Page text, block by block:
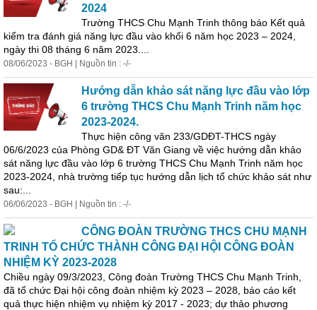
2024
Trường THCS Chu Mạnh Trinh thông báo Kết quả
kiểm tra đánh giá năng lực đầu vào khối 6 năm học 2023 – 2024,
ngày thi 08 tháng 6 năm 2023....
08/06/2023 - BGH | Nguồn tin : -/-
Hướng dẫn khảo sát năng lực đầu vào lớp
6 trường THCS Chu Mạnh Trinh năm học
2023-2024.
Thực hiện công văn 233/GDĐT-THCS ngày
06/6/2023 của Phòng GD& ĐT Văn Giang về việc hướng dẫn khảo
sát năng lực đầu vào lớp 6 trường THCS Chu Mạnh Trinh năm học
2023-2024, nhà trường tiếp tục hướng dẫn lịch tổ chức khảo sát như
sau:...
06/06/2023 - BGH | Nguồn tin : -/-
CÔNG ĐOÀN TRƯỜNG THCS CHU MẠNH
TRINH TỔ CHỨC THÀNH CÔNG ĐẠI HỘI CÔNG ĐOÀN
NHIỆM KỲ 2023-2028
Chiều ngày 09/3/2023, Công đoàn Trường THCS Chu Mạnh Trinh,
đã tổ chức Đại hội công đoàn nhiệm kỳ 2023 – 2028, báo cáo kết
quả thực hiện nhiệm vụ nhiệm kỳ 2017 - 2023; dự thảo phương